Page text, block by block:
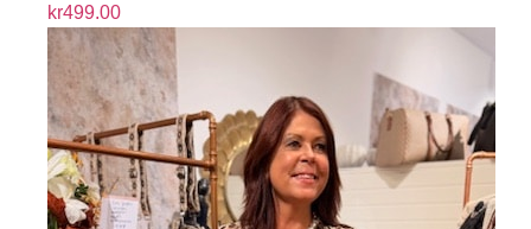
kr499.00